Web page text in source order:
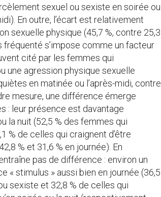
sexuel ou sexiste en soirée ou
En outre, l’écart est relativement
sexuelle physique (45,7 %, contre 25,3
s’impose comme un facteur
cité par les femmes qui
une agression physique sexuelle
en matinée ou l’après-midi, contre
mesure, une différence émerge
: leur présence est davantage
la nuit (52,5 % des femmes qui
% de celles qui craignent d’être
% et 31,6 % en journée). En
pas de différence : environ un
« stimulus » aussi bien en journée (36,5
sexiste et 32,8 % de celles qui